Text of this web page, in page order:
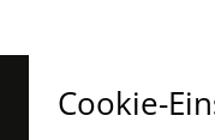
Cookie-